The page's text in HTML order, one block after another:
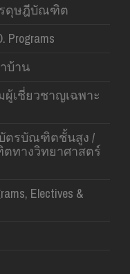
ดุษฎีบัณฑิต
Programs
บ้าน
เชี่ยวชาญเฉพาะ
ตรบัณฑิตชั้นสูง /
ทางวิทยาศาสตร์
Electives &